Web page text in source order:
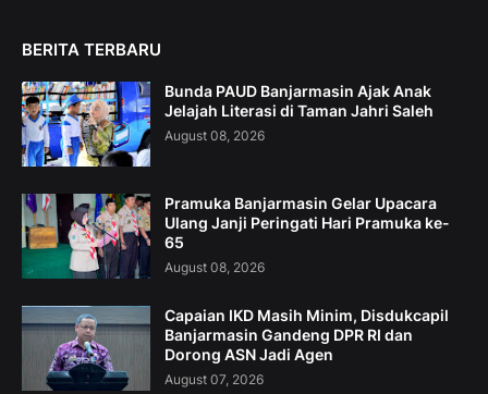
BERITA TERBARU
Bunda PAUD Banjarmasin Ajak Anak
Jelajah Literasi di Taman Jahri Saleh
August 08, 2026
Pramuka Banjarmasin Gelar Upacara
Ulang Janji Peringati Hari Pramuka ke-
65
August 08, 2026
Capaian IKD Masih Minim, Disdukcapil
Banjarmasin Gandeng DPR RI dan
Dorong ASN Jadi Agen
August 07, 2026